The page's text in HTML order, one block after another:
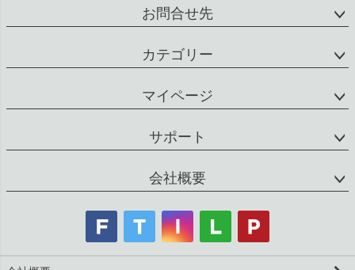
お問合せ先
カテゴリー
マイページ
サポート
会社概要